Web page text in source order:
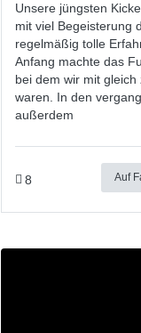
Unsere jüngsten
mit viel Begeisterung
regelmäßig tolle
Anfang machte das
bei dem wir mit
waren. In den
außerdem
8 Auf